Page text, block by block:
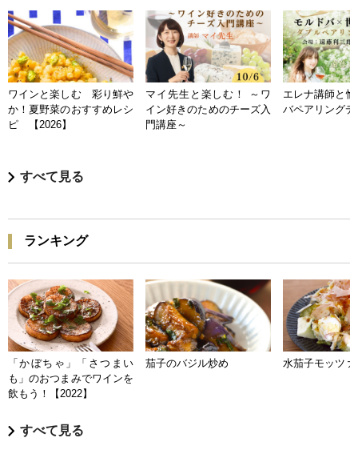
ワインと楽しむ 彩り鮮や
か！夏野菜のおすすめレシ
ピ 【2026】
マイ先生と楽しむ！ ～ワ
イン好きのためのチーズ入
門講座～
エレナ講師と
バペアリングデ
すべて見る
ランキング
「かぼちゃ」「さつまい
も」のおつまみでワインを
飲もう！【2022】
茄子のバジル炒め 水茄子モッツァ
すべて見る